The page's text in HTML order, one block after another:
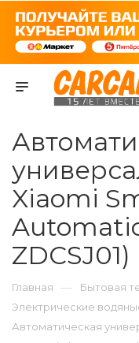
Xiaomi
ZDCSJ01)
Главная — Бытовая
Электрические
Автоматическая